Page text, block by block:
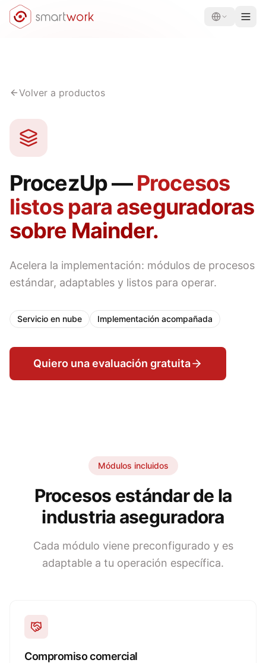
Volver a productos
ProcezUp —Procesos
listos para aseguradoras
sobre Mainder.
Acelera la implementación: módulos de procesos
estándar, adaptables y listos para operar.
Servicio en nube Implementación acompañada
Quiero una evaluación gratuita
Módulos incluidos
Procesos estándar de la
industria aseguradora
Cada módulo viene preconfigurado y es
adaptable a tu operación específica.
Compromiso comercial